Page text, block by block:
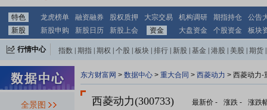
特色 龙虎榜单 融资融券 股权质押 大宗交易 机构调研 期指持仓
公告
新股
新股申购 新股日历 新股上会 资金 大盘资金 个股资金 板块
行情中心 指数 期指 期权 个股 板块 排行 新股 基金 港股 美股 期货
全景图
东方财富网 > 数据中心 > 重大合同 > 西菱动力 > 西菱动力-
西菱动力(300733) 最新价 - 涨跌 - 涨跌